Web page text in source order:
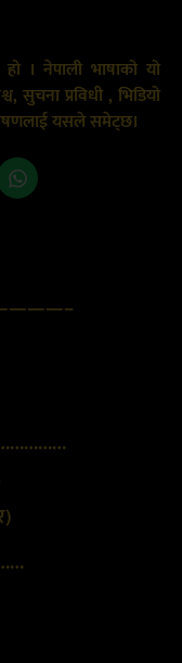
। नेपाली भाषाको यो
सुचना प्रविधी , भिडियो
यसले समेट्छ।